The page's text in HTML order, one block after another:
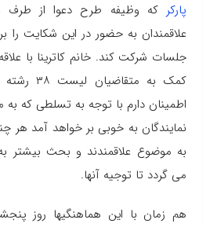
پارکر که وظیفه طرح دعوا از طرف
علاقمندان به حضور در این شکایت را
جلسات شرکت کند. خانم کاترینا با
کمک به
اطمینان دارم با توجه به تسلطی که
نمایندگان به خوبی بر خواهد آمد هر
به موضوع علاقمندند و بحث بیشتر به
می گردد تا توجیه آنها.
هم زمان با این هماهنگیها روز